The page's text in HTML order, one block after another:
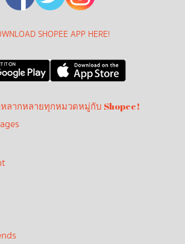
SHOPEE APP HERE!
ลากหลายทุกหมวดหมู่กับ Shopee!